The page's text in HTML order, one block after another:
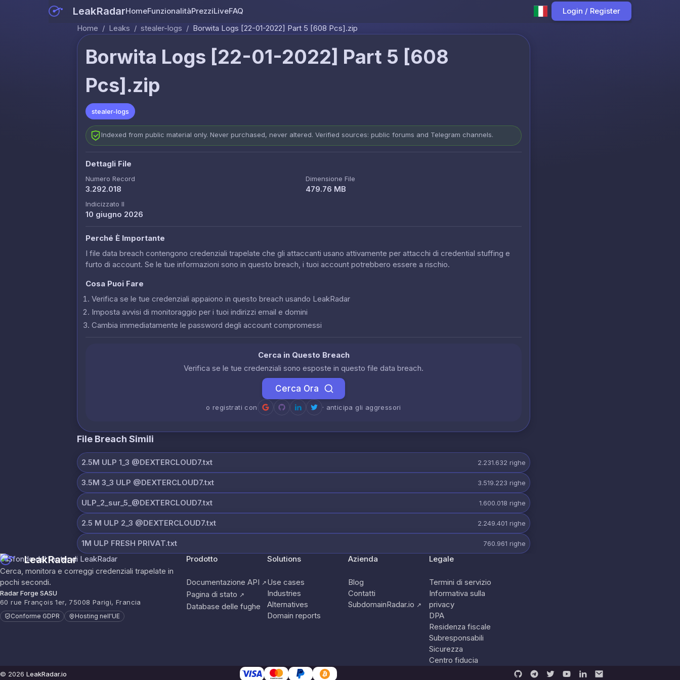
LeakRadarHomeFunzionalitàPrezziLiveFAQ
Login / Register
Home / Leaks / stealer-logs / Borwita Logs [22-01-2022] Part 5 [608 Pcs].zip
Borwita Logs [22-01-2022] Part 5 [608
Pcs].zip
stealer-logs
Indexed from public material only. Never purchased, never altered. Verified sources: public forums and Telegram channels.
Dettagli File
Numero Record
3.292.018
Dimensione File
479.76 MB
Indicizzato Il
10 giugno 2026
Perché È Importante
I file data breach contengono credenziali trapelate che gli attaccanti usano attivamente per attacchi di credential stuffing e
furto di account. Se le tue informazioni sono in questo breach, i tuoi account potrebbero essere a rischio.
Cosa Puoi Fare
Verifica se le tue credenziali appaiono in questo breach usando LeakRadar
Imposta avvisi di monitoraggio per i tuoi indirizzi email e domini
Cambia immediatamente le password degli account compromessi
Cerca in Questo Breach
Verifica se le tue credenziali sono esposte in questo file data breach.
Cerca Ora
o registrati con · anticipa gli aggressori
File Breach Simili
2.5M ULP 1_3 @DEXTERCLOUD7.txt 2.231.632 righe
3.5M 3_3 ULP @DEXTERCLOUD7.txt 3.519.223 righe
ULP_2_sur_5_@DEXTERCLOUD7.txt 1.600.018 righe
2.5 M ULP 2_3 @DEXTERCLOUD7.txt 2.249.401 righe
1M ULP FRESH PRIVAT.txt 760.961 righe
LeakRadar
Cerca, monitora e correggi credenziali trapelate in
pochi secondi.
Radar Forge SASU
60 rue François 1er, 75008 Parigi, Francia
Conforme GDPR Hosting nell'UE
Prodotto
Documentazione API ↗
Pagina di stato ↗
Database delle fughe
Solutions
Use cases
Industries
Alternatives
Domain reports
Azienda
Blog
Contatti
SubdomainRadar.io ↗
Legale
Termini di servizio
Informativa sulla
privacy
DPA
Residenza fiscale
Subresponsabili
Sicurezza
Centro fiducia
© 2026 LeakRadar.io